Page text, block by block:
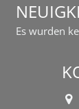
Es wurden